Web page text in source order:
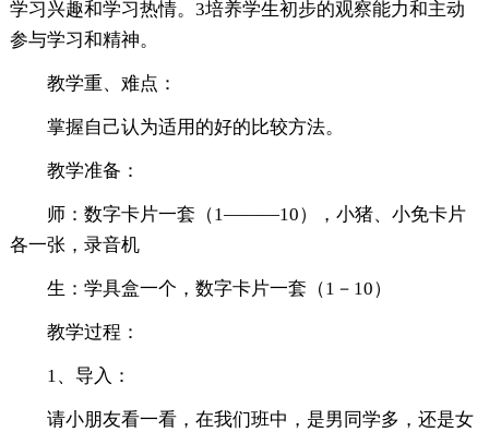
学习兴趣和学习热情。3培养学生初步的观察能力和主动
参与学习和精神。
教学重、难点：
掌握自己认为适用的好的比较方法。
教学准备：
师：数字卡片一套（1―――10），小猪、小免卡片
各一张，录音机
生：学具盒一个，数字卡片一套（1－10）
教学过程：
1、导入：
请小朋友看一看，在我们班中，是男同学多，还是女